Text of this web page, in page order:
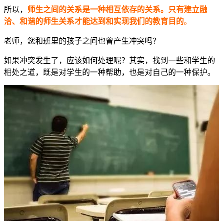
所以， 师生之间的关系是一种相互依存的关系。只有建立融
洽、和谐的师生关系才能达到和实现我们的教育目的。
老师，您和班里的孩子之间也曾产生冲突吗？
如果冲突发生了，应该如何处理呢？其实，找到一些和学生的
相处之道，既是对学生的一种帮助，也是对自己的一种保护。